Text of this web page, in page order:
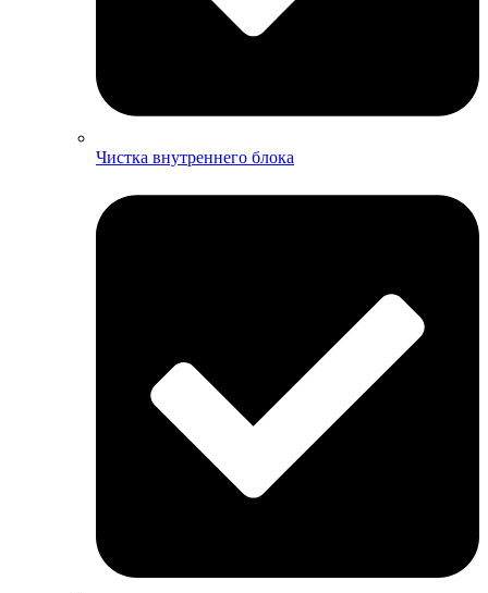
Чистка внутреннего блока